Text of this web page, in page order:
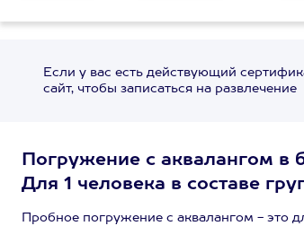
Если у вас есть действующий
сайт, чтобы записаться на развлечение
Погружение с аквалангом в
Для 1 человека в составе
Пробное погружение с аквалангом - это